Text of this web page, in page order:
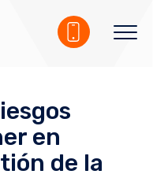
en
de la